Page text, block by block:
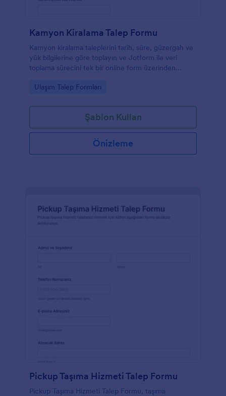
Kamyon Kiralama Talep Formu
Kamyon kiralama taleplerini tarih, süre, güzergah ve
yük bilgilerine göre toplayın ve Jotform ile veri
toplama sürecini tek bir online form üzerinden
Go to Category:
Ulaşım Talep Formları
Şablon Kullan
Önizleme
Pickup Taşıma Hizmeti Talep Formu
Pickup Taşıma Hizmeti Talep Formu, taşıma